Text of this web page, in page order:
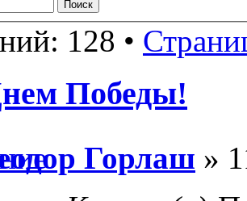
128 •
Победы!
Горлаш »